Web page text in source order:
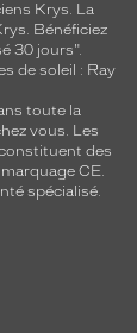
Krys. La
Bénéficiez
30 jours".
de soleil : Ray
toute la
vous. Les
des
CE.
spécialisé.